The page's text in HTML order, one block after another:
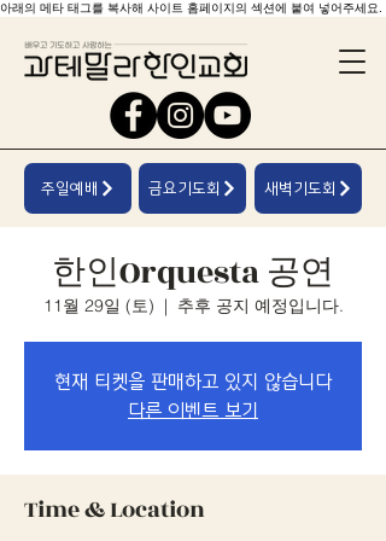
아래의 메타 태그를 복사해 사이트 홈페이지의 섹션에 붙여 넣어주세요.
주일예배 금요기도회 새벽기도회
한인Orquesta 공연
11월 29일 (토)
  |
추후 공지 예정입니다.
현재 티켓을 판매하고 있지 않습니다
다른 이벤트 보기
Time & Location